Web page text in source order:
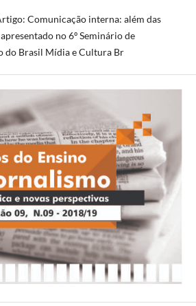
Comunicação interna: além das
no 6º Seminário de
do Brasil Mídia e Cultura Br